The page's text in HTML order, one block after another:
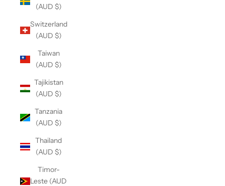
(AUD $)
Switzerland
(AUD $)
Taiwan
(AUD $)
Tajikistan
(AUD $)
Tanzania
(AUD $)
Thailand
(AUD $)
Timor-
Leste (AUD